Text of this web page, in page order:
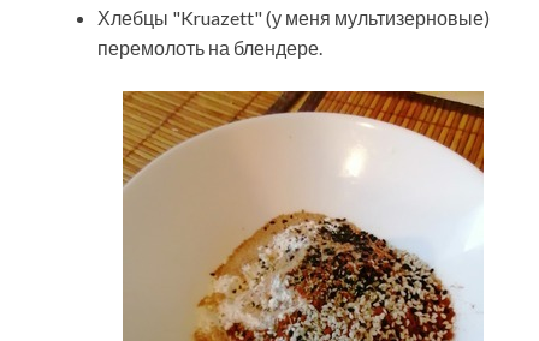
Хлебцы "Kruazett" (у меня мультизерновые)
перемолоть на блендере.